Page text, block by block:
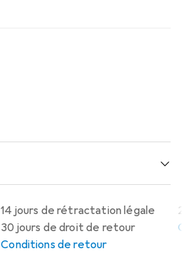
14 jours de rétractation légale
30 jours de droit de retour
Conditions de retour